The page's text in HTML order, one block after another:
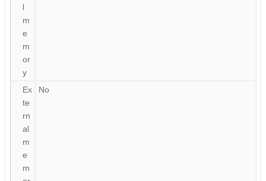
l
m
e
m
or
y
Ex
te
rn
al
m
e
m
No